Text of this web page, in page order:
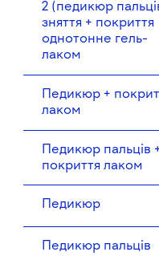
2 (педикюр
зняття + покриття
однотонне гель-
лаком
Педикюр +
лаком
Педикюр пальців
покриття лаком
Педикюр
Педикюр пальців